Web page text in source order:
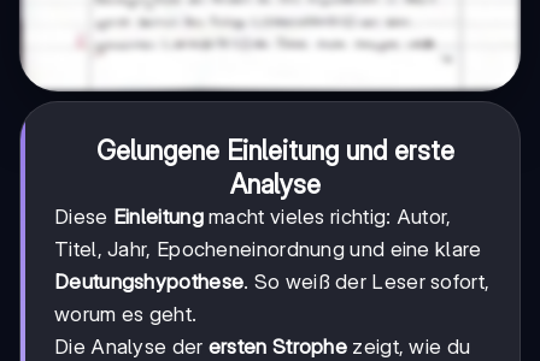
Gelungene Einleitung und erste
Analyse
Diese Einleitungmacht vieles richtig: Autor,
Titel, Jahr, Epocheneinordnung und eine klare
Deutungshypothese. So weiß der Leser sofort,
worum es geht.
Die Analyse der ersten Strophe zeigt, wie du